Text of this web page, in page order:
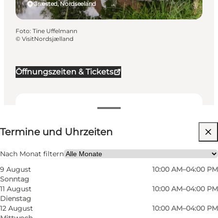
Öffnungszeiten & Tickets
Termine und Uhrzeiten
Termine und Uhrzeiten
Nach Monat filtern
9 August
Sonntag
10:00 AM–04:00 PM
11 August
Dienstag
10:00 AM–04:00 PM
12 August
10:00 AM–04:00 PM
Website besuchen
Mir selbst, Mein Partner, Freunde, Kinder
Græsted, Nordseeland
Foto: Tine Uffelmann
© VisitNordsjælland